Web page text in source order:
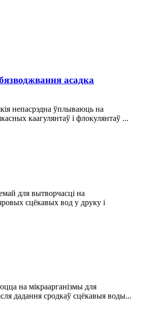
асадка
непасрэдна ўплываюць на
каагулянтаў і флокулянтаў ...
для вытворчасці на
сцёкавых вод у друку і
на мікраарганізмы для
дадання сродкаў сцёкавыя воды...